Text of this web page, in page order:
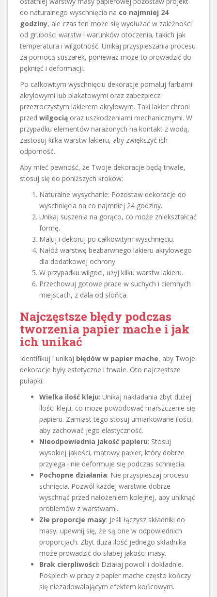
do naturalnego wyschnięcia na co najmniej 24
godziny, ale czas ten może się wydłużać w zależności
od grubości warstw i warunków otoczenia, takich jak
temperatura i wilgotność. Unikaj przyspieszania procesu
za pomocą suszarek, ponieważ może to prowadzić do
pęknięć i deformacji.
Po całkowitym wyschnięciu dekoracje pomaluj farbami
akrylowymi lub plakatowymi oraz zabezpiecz
przezroczystym lakierem akrylowym. Taki lakier chroni
przed wilgocią oraz uszkodzeniami mechanicznymi. W
przypadku elementów narażonych na kontakt z wodą,
zastosuj kilka warstw lakieru, aby zwiększyć ich
odporność.
Aby mieć pewność, że Twoje dekoracje będą trwałe,
stosuj się do poniższych kroków:
Naturalne wysychanie: Pozostaw dekoracje do
wyschnięcia na co najmniej 24 godziny.
Unikaj suszenia na gorąco, co może zniekształcać
formę.
Maluj i dekoruj po całkowitym wyschnięciu.
Nałóż warstwę bezbarwnego lakieru akrylowego
dla dodatkowej ochrony.
W przypadku wilgoci, użyj kilku warstw lakieru.
Przechowuj gotowe prace w suchych i ciemnych
miejscach, z dala od słońca.
Najczęstsze błędy podczas
tworzenia papier mache i jak
ich unikać
Identifikuj i unikaj błędów w papier mache, aby Twoje
dekoracje były estetyczne i trwałe. Oto najczęstsze
pułapki:
Wielka ilość kleju: Unikaj nakładania zbyt dużej
ilości kleju, co może powodować marszczenie się
papieru. Zamiast tego stosuj umiarkowane ilości,
aby zachować jego elastyczność.
Nieodpowiednia jakość papieru: Stosuj
wysokiej jakości, matowy papier, który dobrze
przylega i nie deformuje się podczas schnięcia.
Pochopne działania: Nie przyspieszaj procesu
schnięcia. Pozwól każdej warstwie dobrze
wyschnąć przed nałożeniem kolejnej, aby uniknąć
problemów z warstwami.
Złe proporcje masy: Jeśli łączysz składniki do
masy, upewnij się, że są one w odpowiednich
proporcjach. Zbyt duża ilość jednego składnika
może prowadzić do słabej jakości masy.
Brak cierpliwości: Działaj powoli i dokładnie.
Pośpiech w pracy z papier mache często kończy
się niezadowalającym efektem końcowym.